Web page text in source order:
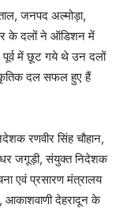
जनपद अल्मोड़ा,
के दलों ने ऑडिशन में
में छूट गये थे उन दलों
दल सफल हुए हैं
रणवीर सिंह चौहान,
जगूड़ी, संयुक्त निदेशक
एवं प्रसारण मंत्रालय
आकाशवाणी देहरादून के